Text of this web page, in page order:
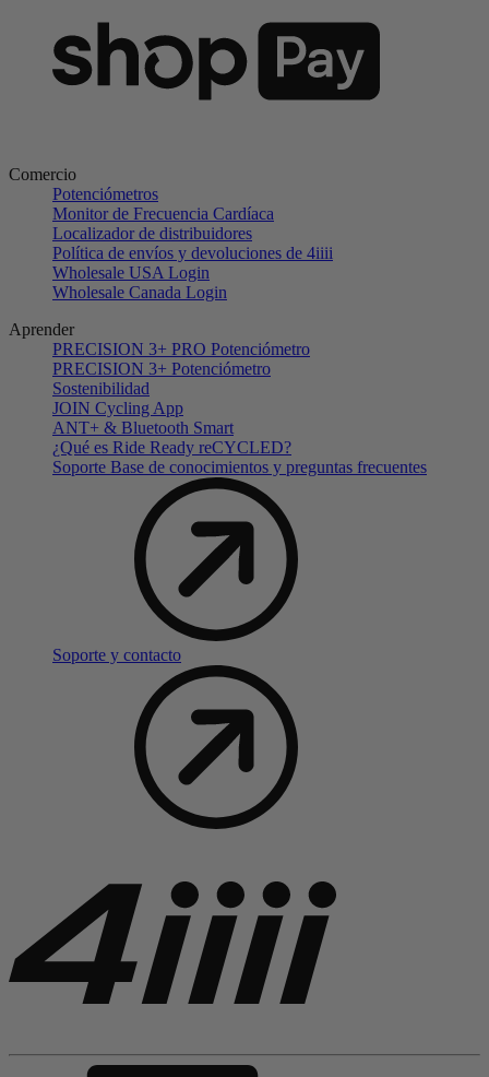
Comercio
Potenciómetros
Monitor de Frecuencia Cardíaca
Localizador de distribuidores
Política de envíos y devoluciones de 4iiii
Wholesale USA Login
Wholesale Canada Login
Aprender
PRECISION 3+ PRO Potenciómetro
PRECISION 3+ Potenciómetro
Sostenibilidad
JOIN Cycling App
ANT+ & Bluetooth Smart
¿Qué es Ride Ready reCYCLED?
Soporte Base de conocimientos y preguntas frecuentes
Soporte y contacto